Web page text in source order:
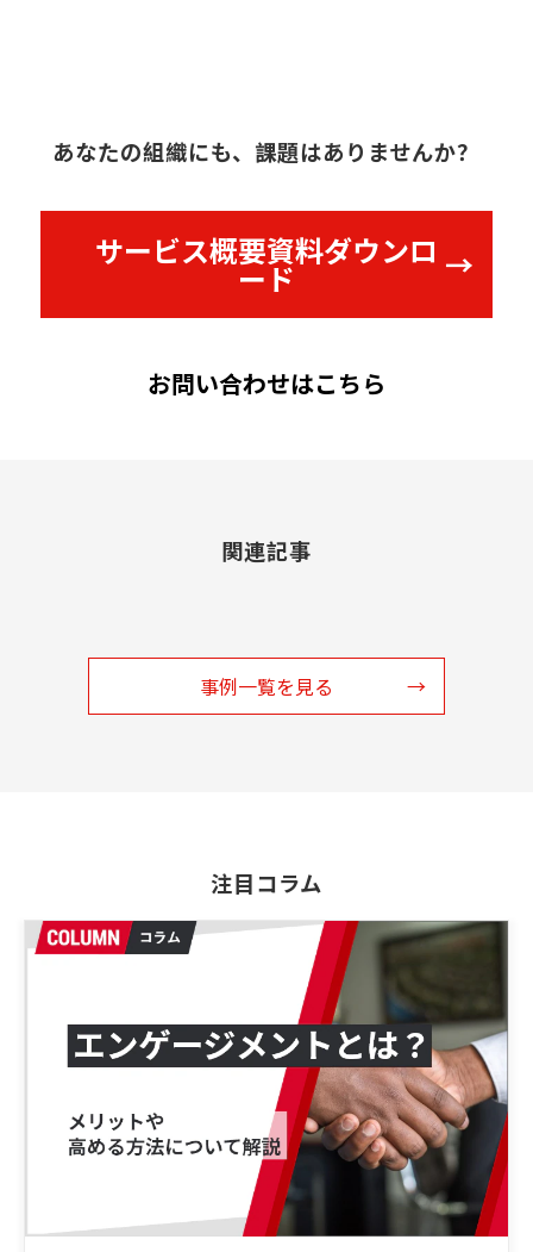
あなたの組織にも、課題はありませんか？
サービス概要資料ダウンロ
ード
お問い合わせはこちら
関連記事
事例一覧を見る
注目コラム